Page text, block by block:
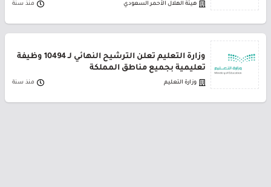
هيئة الهلال الأحمر السعودي منذ سنة
وزارة التعليم تعلن الترشيح النهائي لـ 10494 وظيفة
تعليمية بجميع مناطق المملكة
وزارة التعليم منذ سنة